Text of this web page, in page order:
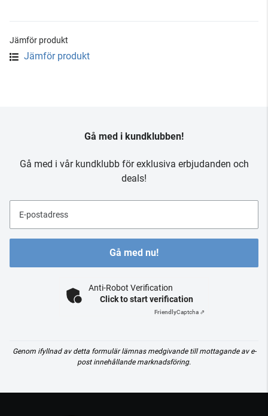
Jämför produkt
Jämför produkt
Gå med i kundklubben!
Gå med i vår kundklubb för exklusiva erbjudanden och
deals!
E-postadress
Gå med nu!
Anti-Robot Verification
Click to start verification
FriendlyCaptcha ⇗
Genom ifyllnad av detta formulär lämnas medgivande till mottagande av e-
post innehållande marknadsföring.